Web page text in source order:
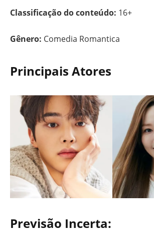
Classificação do conteúdo: 16+
Gênero: Comedia Romantica
Principais Atores
Previsão Incerta: